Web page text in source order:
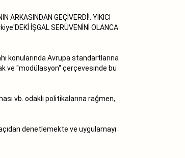
ARKASINDAN GEÇİVERDİ!. YIKICI
İŞGAL SERÜVENİNİ OLANCA
konularında Avrupa standartlarına
ve ''modülasyon'' çerçevesinde bu
vb. odaklı politikalarına rağmen,
denetlemekte ve uygulamayı